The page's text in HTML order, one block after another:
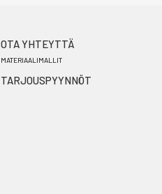
OTA YHTEYTTÄ
MATERIAALIMALLIT
TARJOUSPYYNNÖT